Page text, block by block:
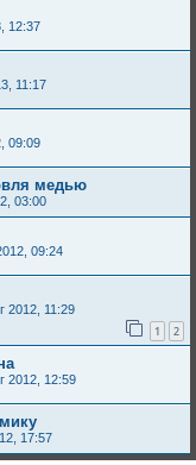
12:37
11:17
09:09
медью
03:00
09:24
2012, 11:29
1 2
2012, 12:59
17:57